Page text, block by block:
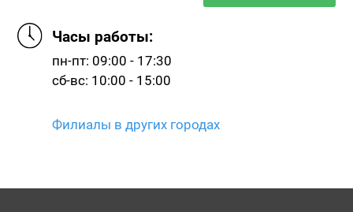
Часы работы:
пн-пт: 09:00 - 17:30
сб-вс: 10:00 - 15:00
Филиалы в других городах